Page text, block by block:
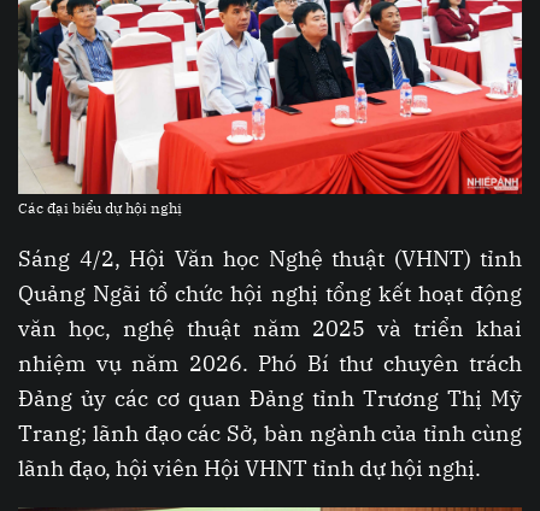
Các đại biểu dự hội nghị
Sáng 4/2, Hội Văn học Nghệ thuật (VHNT) tỉnh
Quảng Ngãi tổ chức hội nghị tổng kết hoạt động
văn học, nghệ thuật năm 2025 và triển khai
nhiệm vụ năm 2026. Phó Bí thư chuyên trách
Đảng ủy các cơ quan Đảng tỉnh Trương Thị Mỹ
Trang; lãnh đạo các Sở, bàn ngành của tỉnh cùng
lãnh đạo, hội viên Hội VHNT tỉnh dự hội nghị.